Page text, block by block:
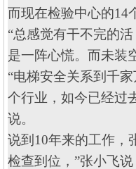
而现在检验中心的14
“总感觉有干不完的
是一阵心慌。而未装
“电梯安全关系到千
个行业，如今已经过
说。
说到 10年来的工作，
检查到位，”张小飞